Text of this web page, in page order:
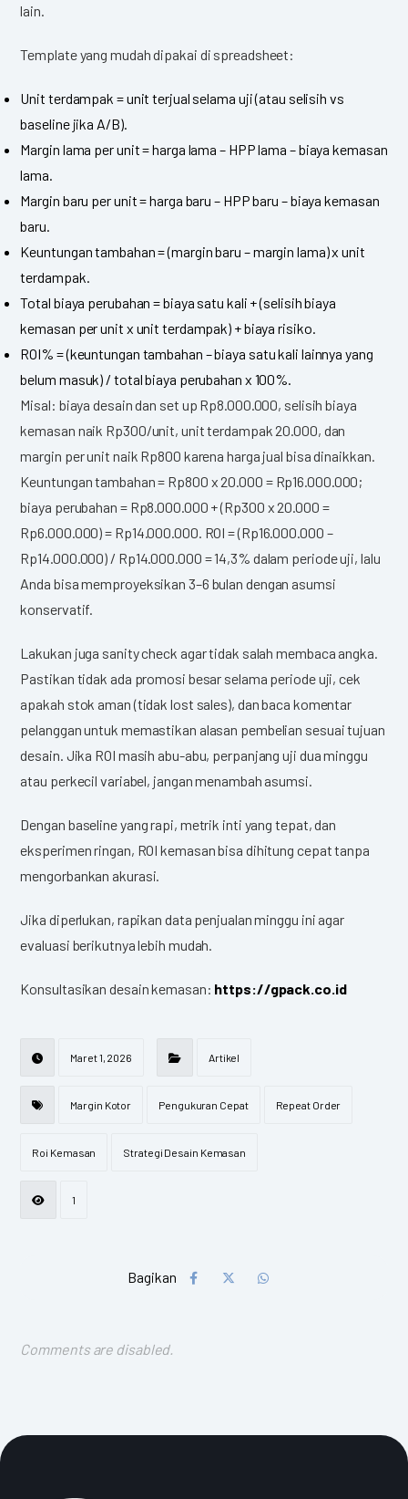
lain.
Template yang mudah dipakai di spreadsheet:
Unit terdampak = unit terjual selama uji (atau selisih vs
baseline jika A/B).
Margin lama per unit = harga lama – HPP lama – biaya kemasan
lama.
Margin baru per unit = harga baru – HPP baru – biaya kemasan
baru.
Keuntungan tambahan = (margin baru – margin lama) x unit
terdampak.
Total biaya perubahan = biaya satu kali + (selisih biaya
kemasan per unit x unit terdampak) + biaya risiko.
ROI% = (keuntungan tambahan – biaya satu kali lainnya yang
belum masuk) / total biaya perubahan x 100%.
Misal: biaya desain dan set up Rp8.000.000, selisih biaya
kemasan naik Rp300/unit, unit terdampak 20.000, dan
margin per unit naik Rp800 karena harga jual bisa dinaikkan.
Keuntungan tambahan = Rp800 x 20.000 = Rp16.000.000;
biaya perubahan = Rp8.000.000 + (Rp300 x 20.000 =
Rp6.000.000) = Rp14.000.000. ROI = (Rp16.000.000 –
Rp14.000.000) / Rp14.000.000 = 14,3% dalam periode uji, lalu
Anda bisa memproyeksikan 3–6 bulan dengan asumsi
konservatif.
Lakukan juga sanity check agar tidak salah membaca angka.
Pastikan tidak ada promosi besar selama periode uji, cek
apakah stok aman (tidak lost sales), dan baca komentar
pelanggan untuk memastikan alasan pembelian sesuai tujuan
desain. Jika ROI masih abu-abu, perpanjang uji dua minggu
atau perkecil variabel, jangan menambah asumsi.
Dengan baseline yang rapi, metrik inti yang tepat, dan
eksperimen ringan, ROI kemasan bisa dihitung cepat tanpa
mengorbankan akurasi.
Jika diperlukan, rapikan data penjualan minggu ini agar
evaluasi berikutnya lebih mudah.
Konsultasikan desain kemasan: https://gpack.co.id
Maret 1, 2026 Artikel
Margin Kotor Pengukuran Cepat Repeat Order
Roi Kemasan Strategi Desain Kemasan
1
Comments are disabled.